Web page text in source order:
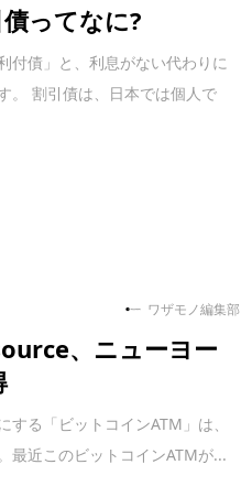
ってなに?
付債」と、利息がない代わりに
。 割引債は、日本では個人で
ワザモノ編集部
、ニューヨー
る「ビットコインATM」は、
最近このビットコインATMが...